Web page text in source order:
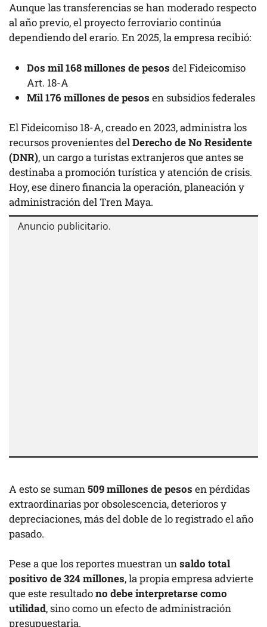
Aunque las transferencias se han moderado respecto
al año previo, el proyecto ferroviario continúa
dependiendo del erario. En 2025, la empresa recibió:
Dos mil 168 millones de pesos del Fideicomiso
Art. 18-A
Mil 176 millones de pesos en subsidios federales
El Fideicomiso 18-A, creado en 2023, administra los
recursos provenientes delDerecho de No Residente
(DNR), un cargo a turistas extranjeros que antes se
destinaba a promoción turística y atención de crisis.
Hoy, ese dinero financia la operación, planeación y
administración del Tren Maya.
A esto se suman 509 millones de pesos en pérdidas
extraordinarias por obsolescencia, deterioros y
depreciaciones, más del doble de lo registrado el año
pasado.
Pese a que los reportes muestran unsaldo total
positivo de 324 millones, la propia empresa advierte
que este resultadono debe interpretarse como
utilidad, sino como un efecto de administración
presupuestaria.